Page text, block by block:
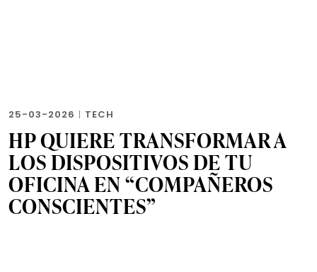
25-03-2026 | TECH
HP QUIERE TRANSFORMAR A
LOS DISPOSITIVOS DE TU
OFICINA EN “COMPAÑEROS
CONSCIENTES”